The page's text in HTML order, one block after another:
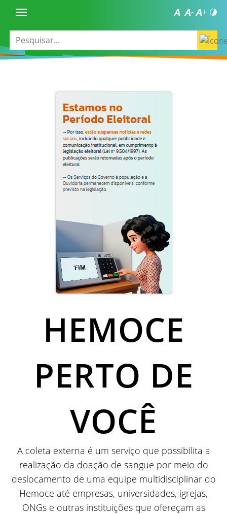
HEMOCE
PERTO DE
VOCÊ
A coleta externa é um serviço que possibilita a
realização da doação de sangue por meio do
deslocamento de uma equipe multidisciplinar do
Hemoce até empresas, universidades, igrejas,
ONGs e outras instituições que ofereçam as